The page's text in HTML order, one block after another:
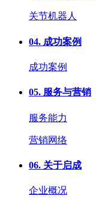
关节机器人
04. 成功案例
成功案例
05. 服务与营销
服务能力
营销网络
06. 关于启成
企业概况